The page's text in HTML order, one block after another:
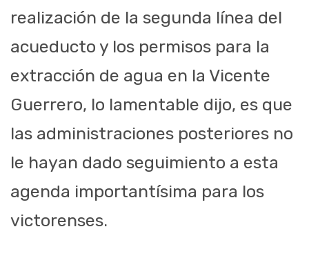
realización de la segunda línea del
acueducto y los permisos para la
extracción de agua en la Vicente
Guerrero, lo lamentable dijo, es que
las administraciones posteriores no
le hayan dado seguimiento a esta
agenda importantísima para los
victorenses.